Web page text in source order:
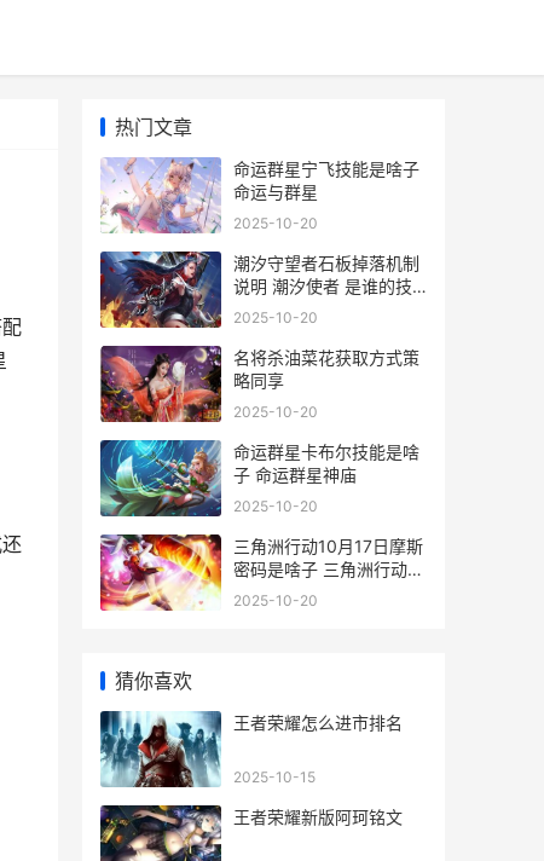
热门文章
命运群星宁飞技能是啥子
命运与群星
2025-10-20
潮汐守望者石板掉落机制
说明 潮汐使者 是谁的技
能
2025-10-20
名将杀油菜花获取方式策
略同享
2025-10-20
命运群星卡布尔技能是啥
子 命运群星神庙
2025-10-20
三角洲行动10月17日摩斯
密码是啥子 三角洲行动10
月1日大礼包
2025-10-20
猜你喜欢
王者荣耀怎么进市排名
2025-10-15
王者荣耀新版阿珂铭文